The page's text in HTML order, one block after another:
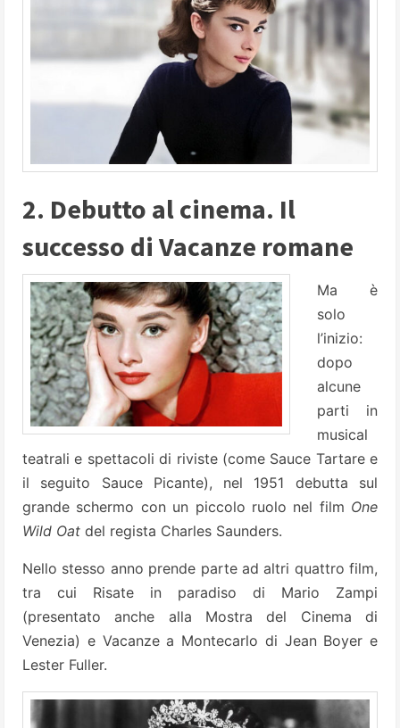
2. Debutto al cinema. Il
successo di Vacanze romane
Ma è
solo
l’inizio:
dopo
alcune
parti in
musical
teatrali e spettacoli di riviste (come Sauce Tartare e
il seguito Sauce Picante), nel 1951 debutta sul
grande schermo con un piccolo ruolo nel film One
Wild Oat del regista Charles Saunders.
Nello stesso anno prende parte ad altri quattro film,
tra cui Risate in paradiso di Mario Zampi
(presentato anche alla Mostra del Cinema di
Venezia) e Vacanze a Montecarlo di Jean Boyer e
Lester Fuller.